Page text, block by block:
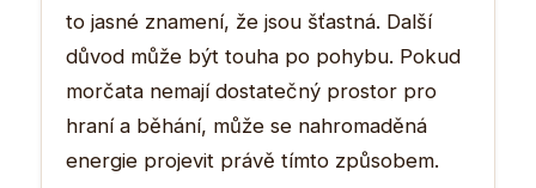
to jasné znamení, že jsou šťastná. Další
důvod může být touha po pohybu. Pokud
morčata nemají dostatečný prostor pro
hraní a běhání, může se nahromaděná
energie projevit právě tímto způsobem.